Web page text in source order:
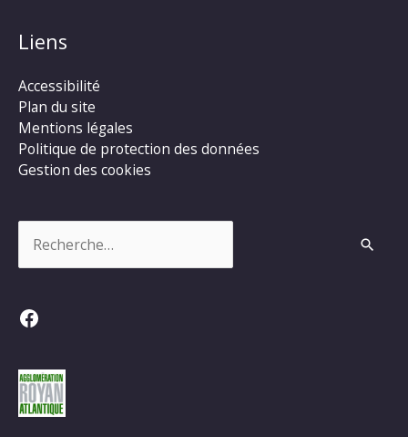
Liens
Accessibilité
Plan du site
Mentions légales
Politique de protection des données
Gestion des cookies
Facebook